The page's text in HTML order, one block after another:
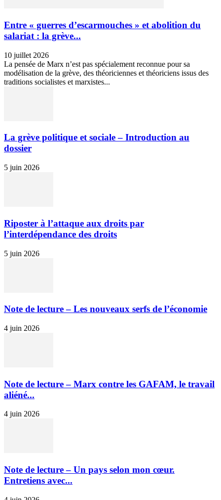
Entre « guerres d’escarmouches » et abolition du
salariat : la grève...
10 juillet 2026
La pensée de Marx n’est pas spécialement reconnue pour sa
modélisation de la grève, des théoriciennes et théoriciens issus des
traditions socialistes et marxistes...
La grève politique et sociale – Introduction au
dossier
5 juin 2026
Riposter à l’attaque aux droits par
l’interdépendance des droits
5 juin 2026
Note de lecture – Les nouveaux serfs de l’économie
4 juin 2026
Note de lecture – Marx contre les GAFAM, le travail
aliéné...
4 juin 2026
Note de lecture – Un pays selon mon cœur.
Entretiens avec...